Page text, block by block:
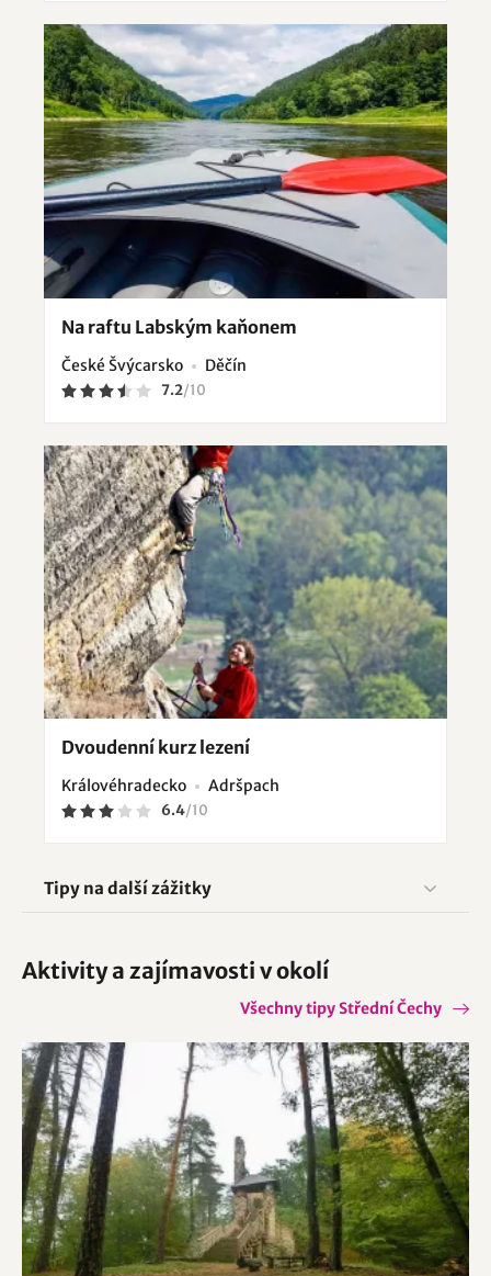
Na raftu Labským kaňonem
České Švýcarsko Děčín
7.2/10
Dvoudenní kurz lezení
Královéhradecko Adršpach
6.4/10
Tipy na další zážitky
Aktivity a zajímavosti v okolí
Všechny tipy Střední Čechy